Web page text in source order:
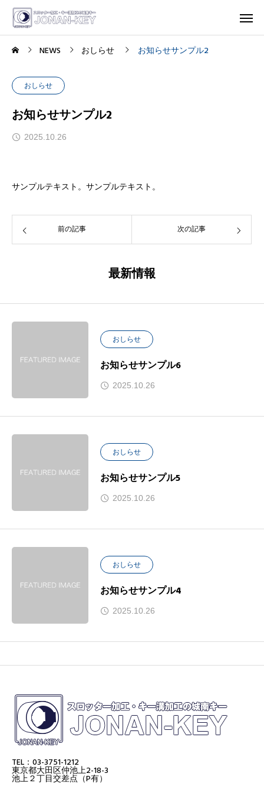
NEWS おしらせ お知らせサンプル2
おしらせ
お知らせサンプル2
2025.10.26
サンプルテキスト。サンプルテキスト。
前の記事 次の記事
最新情報
おしらせ
お知らせサンプル6
2025.10.26
おしらせ
お知らせサンプル5
2025.10.26
おしらせ
お知らせサンプル4
2025.10.26
TEL：03-3751-1212
東京都大田区仲池上2-18-3
池上２丁目交差点（P有）